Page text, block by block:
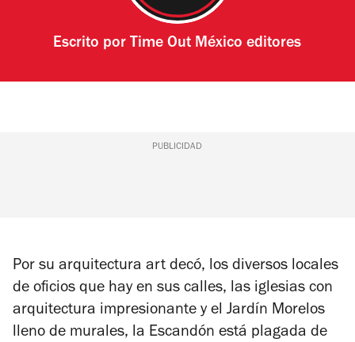
Escrito por Time Out México editores
PUBLICIDAD
Por su arquitectura art decó, los diversos locales
de oficios que hay en sus calles, las iglesias con
arquitectura impresionante y el Jardín Morelos
lleno de murales, la Escandón está plagada de